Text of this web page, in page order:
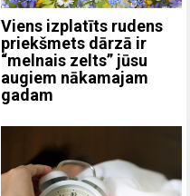
Viens izplatīts rudens
priekšmets dārzā ir
“melnais zelts” jūsu
augiem nākamajam
gadam